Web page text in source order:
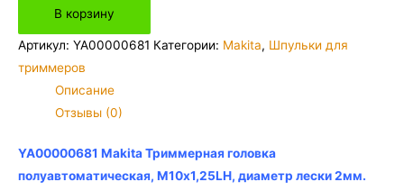
YA00000681
Makita
полуавтоматическая,
диаметр
лески
В корзину
Артикул: YA00000681 Категории: Makita, Шпульки для
триммеров
Описание
Отзывы (0)
YA00000681 Makita Триммерная головка
полуавтоматическая, М10х1,25LH, диаметр лески 2мм.